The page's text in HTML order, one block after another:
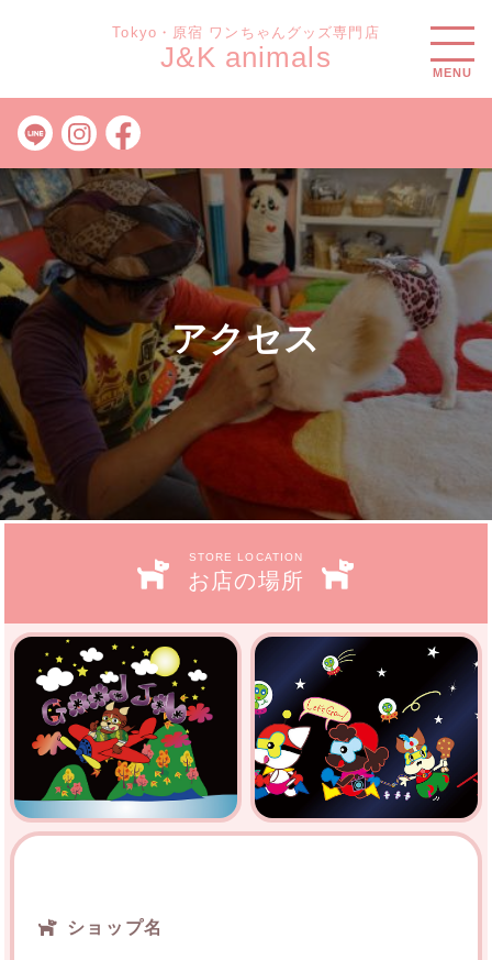
Tokyo・原宿 ワンちゃんグッズ専門店
J&K animals MENU
アクセス
STORE LOCATION
お店の場所
ショップ名